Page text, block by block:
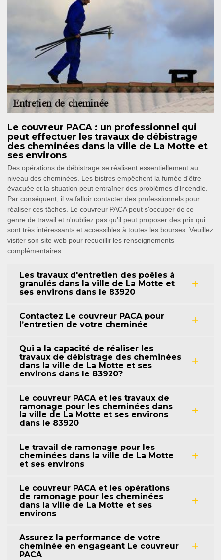
Le couvreur PACA : un professionnel qui
peut effectuer les travaux de débistrage
des cheminées dans la ville de La Motte et
ses environs
Des opérations de débistrage se réalisent essentiellement au
niveau des cheminées. Les bistres empêchent la fumée d'être
évacuée et la situation peut entraîner des problèmes d'incendie.
Par conséquent, il va falloir contacter des professionnels pour
réaliser ces tâches. Le couvreur PACA peut s'occuper de ce
genre de travail et n'oubliez pas qu'il peut proposer des prix qui
sont très intéressants et accessibles à toutes les bourses. Veuillez
visiter son site web pour recueillir les renseignements
complémentaires.
Les travaux d'entretien des poêles à
granulés dans la ville de La Motte et
ses environs dans le 83920
Contactez Le couvreur PACA pour
l’entretien de votre cheminée
Qui a la capacité de réaliser les
travaux de débistrage des cheminées
dans la ville de La Motte et ses
environs dans le 83920?
Le couvreur PACA et les travaux de
ramonage pour les cheminées dans
la ville de La Motte et ses environs
dans le 83920
Le travail de ramonage pour les
cheminées dans la ville de La Motte
et ses environs
Le couvreur PACA et les opérations
de ramonage pour les cheminées
dans la ville de La Motte et ses
environs
Assurez la performance de votre
cheminée en engageant Le couvreur
PACA